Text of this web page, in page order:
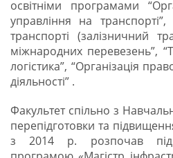
освітніми програмами
управління на
транспорті (залізничний
міжнародних перевезень”,
логістика”, “Організація
діяльності” .
Факультет спільно з
перепідготовки та
з 2014 р. розпочав